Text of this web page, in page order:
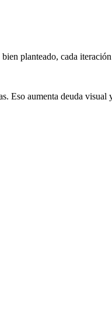
planteado, cada
Eso aumenta deuda visual